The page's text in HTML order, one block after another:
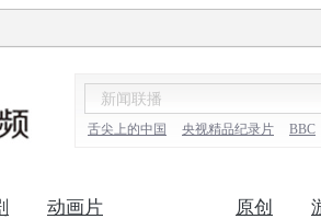
舌尖上的中国 央视精品纪录片 BBC
动画片 原创